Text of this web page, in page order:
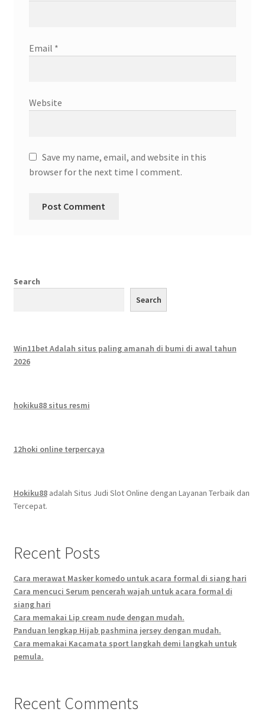
Email *
Website
Save my name, email, and website in this
browser for the next time I comment.
Search
Search
Win11bet Adalah situs paling amanah di bumi di awal tahun
2026
hokiku88 situs resmi
12hoki online terpercaya
Hokiku88adalah Situs Judi Slot Online dengan Layanan Terbaik dan
Tercepat.
Recent Posts
Cara merawat Masker komedo untuk acara formal di siang hari
Cara mencuci Serum pencerah wajah untuk acara formal di
siang hari
Cara memakai Lip cream nude dengan mudah.
Panduan lengkap Hijab pashmina jersey dengan mudah.
Cara memakai Kacamata sport langkah demi langkah untuk
pemula.
Recent Comments